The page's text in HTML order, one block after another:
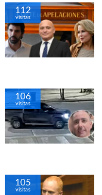
112
visitas
106
visitas
105
visitas